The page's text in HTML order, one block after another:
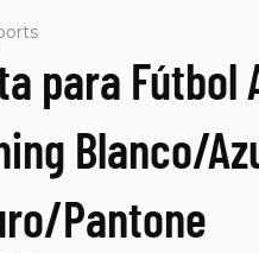
para Fútbol
Blanco/
Pantone